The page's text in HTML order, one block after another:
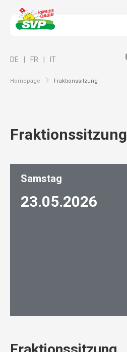
Homepage Fraktionssitzung
DE FR IT
Fraktionssitzung
Samstag
23.05.2026